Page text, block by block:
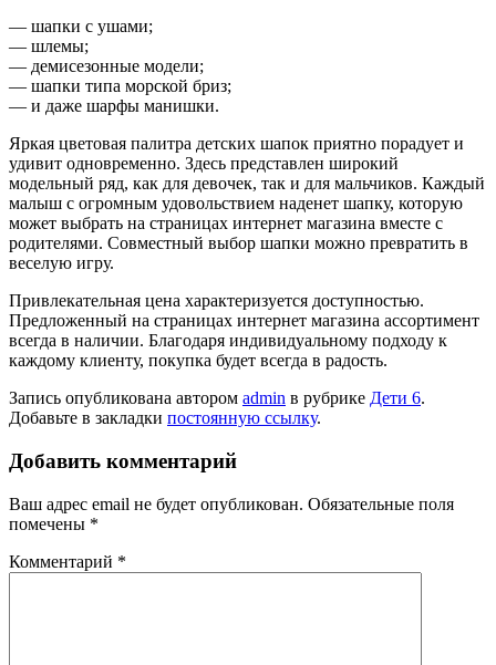
— шапки с ушами;
— шлемы;
— демисезонные модели;
— шапки типа морской бриз;
— и даже шарфы манишки.
Яркая цветовая палитра детских шапок приятно порадует и
удивит одновременно. Здесь представлен широкий
модельный ряд, как для девочек, так и для мальчиков. Каждый
малыш с огромным удовольствием наденет шапку, которую
может выбрать на страницах интернет магазина вместе с
родителями. Совместный выбор шапки можно превратить в
веселую игру.
Привлекательная цена характеризуется доступностью.
Предложенный на страницах интернет магазина ассортимент
всегда в наличии. Благодаря индивидуальному подходу к
каждому клиенту, покупка будет всегда в радость.
Запись опубликована автором admin в рубрике Дети 6.
Добавьте в закладки постоянную ссылку.
Добавить комментарий
Ваш адрес email не будет опубликован. Обязательные поля
помечены *
Комментарий *